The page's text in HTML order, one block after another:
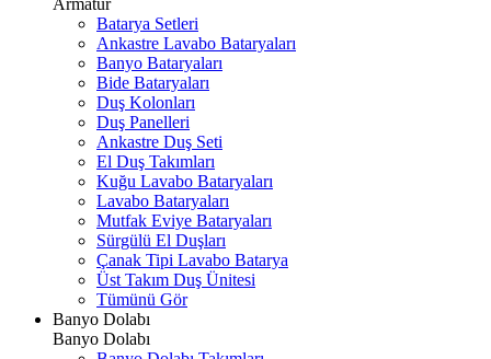
Armatür
Batarya Setleri
Ankastre Lavabo Bataryaları
Banyo Bataryaları
Bide Bataryaları
Duş Kolonları
Duş Panelleri
Ankastre Duş Seti
El Duş Takımları
Kuğu Lavabo Bataryaları
Lavabo Bataryaları
Mutfak Eviye Bataryaları
Sürgülü El Duşları
Çanak Tipi Lavabo Batarya
Üst Takım Duş Ünitesi
Tümünü Gör
Banyo Dolabı
Banyo Dolabı